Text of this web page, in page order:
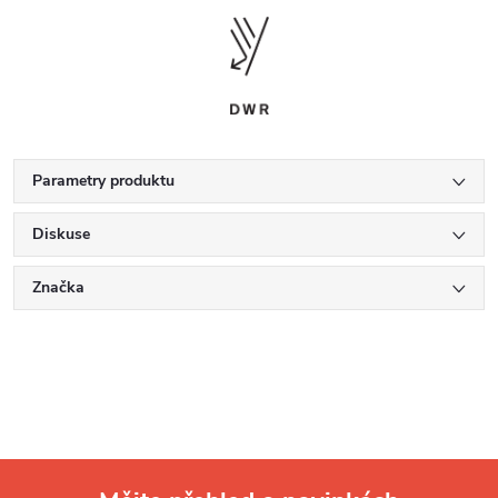
Parametry produktu
Diskuse
Značka